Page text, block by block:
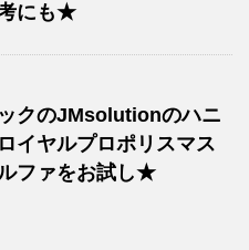
にも★
クのJMsolutionのハニ
イヤルプロポリスマス
ファをお試し★